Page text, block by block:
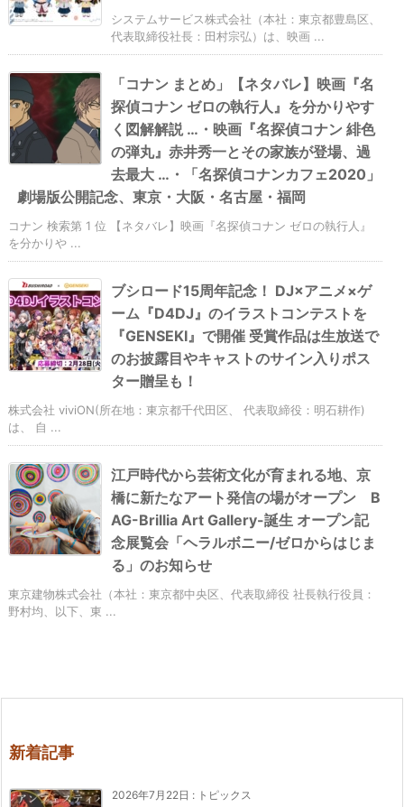
システムサービス株式会社（本社：東京都豊島区、
代表取締役社長：田村宗弘）は、映画 ...
「コナン まとめ」【ネタバレ】映画『名
探偵コナン ゼロの執行人』を分かりやす
く図解解説 …・映画『名探偵コナン 緋色
の弾丸』赤井秀一とその家族が登場、過
去最大 …・「名探偵コナンカフェ2020」
劇場版公開記念、東京・大阪・名古屋・福岡
コナン 検索第 1 位 【ネタバレ】映画『名探偵コナン ゼロの執行人』
を分かりや ...
ブシロード15周年記念！ DJ×アニメ×ゲ
ーム『D4DJ』のイラストコンテストを
『GENSEKI』で開催 受賞作品は生放送で
のお披露目やキャストのサイン入りポス
ター贈呈も！
株式会社 viviON(所在地：東京都千代田区、 代表取締役：明石耕作)
は、 自 ...
江戸時代から芸術文化が育まれる地、京
橋に新たなアート発信の場がオープン B
AG-Brillia Art Gallery-誕生 オープン記
念展覧会「ヘラルボニー/ゼロからはじま
る」のお知らせ
東京建物株式会社（本社：東京都中央区、代表取締役 社長執行役員：
野村均、以下、東 ...
新着記事
2026年7月22日 : トピックス